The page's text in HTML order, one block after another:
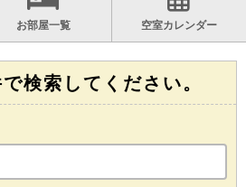
お部屋一覧 空室カレンダー
検索してください。